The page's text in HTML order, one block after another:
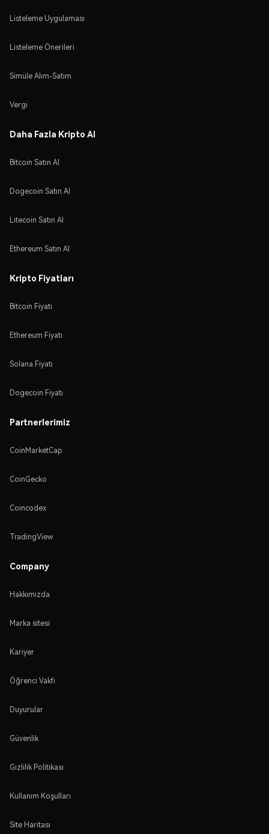
Listeleme Uygulaması
Listeleme Önerileri
Simüle Alım-Satım
Vergi
Daha Fazla Kripto Al
Bitcoin Satın Al
Dogecoin Satın Al
Litecoin Satın Al
Ethereum Satın Al
Kripto Fiyatları
Bitcoin Fiyatı
Ethereum Fiyatı
Solana Fiyatı
Dogecoin Fiyatı
Partnerlerimiz
CoinMarketCap
CoinGecko
Coincodex
TradingView
Company
Hakkımızda
Marka sitesi
Kariyer
Öğrenci Vakfı
Duyurular
Güvenlik
Gizlilik Politikası
Kullanım Koşulları
Site Haritası